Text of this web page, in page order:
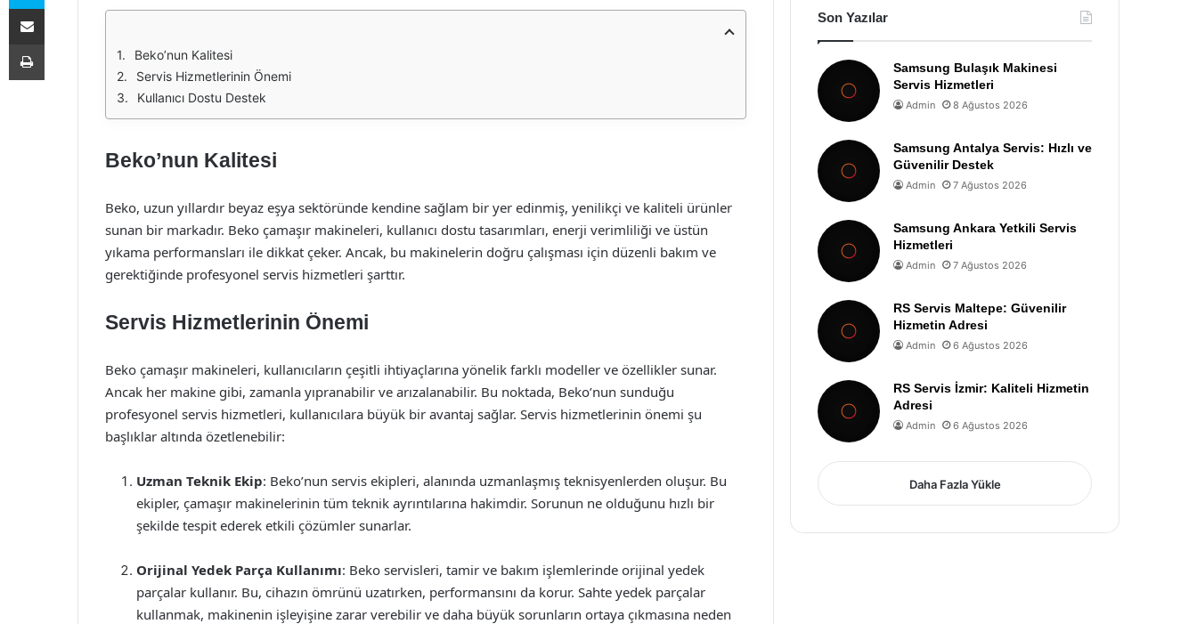
Beko’nun Kalitesi
Servis Hizmetlerinin Önemi
Kullanıcı Dostu Destek
Beko’nun Kalitesi
Beko, uzun yıllardır beyaz eşya sektöründe kendine sağlam bir yer edinmiş, yenilikçi ve kaliteli ürünler
sunan bir markadır. Beko çamaşır makineleri, kullanıcı dostu tasarımları, enerji verimliliği ve üstün
yıkama performansları ile dikkat çeker. Ancak, bu makinelerin doğru çalışması için düzenli bakım ve
gerektiğinde profesyonel servis hizmetleri şarttır.
Servis Hizmetlerinin Önemi
Beko çamaşır makineleri, kullanıcıların çeşitli ihtiyaçlarına yönelik farklı modeller ve özellikler sunar.
Ancak her makine gibi, zamanla yıpranabilir ve arızalanabilir. Bu noktada, Beko’nun sunduğu
profesyonel servis hizmetleri, kullanıcılara büyük bir avantaj sağlar. Servis hizmetlerinin önemi şu
başlıklar altında özetlenebilir:
Uzman Teknik Ekip: Beko’nun servis ekipleri, alanında uzmanlaşmış teknisyenlerden oluşur. Bu
ekipler, çamaşır makinelerinin tüm teknik ayrıntılarına hakimdir. Sorunun ne olduğunu hızlı bir
şekilde tespit ederek etkili çözümler sunarlar.
Orijinal Yedek Parça Kullanımı: Beko servisleri, tamir ve bakım işlemlerinde orijinal yedek
parçalar kullanır. Bu, cihazın ömrünü uzatırken, performansını da korur. Sahte yedek parçalar
kullanmak, makinenin işleyişine zarar verebilir ve daha büyük sorunların ortaya çıkmasına neden
Son Yazılar
Samsung Bulaşık Makinesi
Servis Hizmetleri
Admin 8 Ağustos 2026
Samsung Antalya Servis: Hızlı ve
Güvenilir Destek
Admin 7 Ağustos 2026
Samsung Ankara Yetkili Servis
Hizmetleri
Admin 7 Ağustos 2026
RS Servis Maltepe: Güvenilir
Hizmetin Adresi
Admin 6 Ağustos 2026
RS Servis İzmir: Kaliteli Hizmetin
Adresi
Admin 6 Ağustos 2026
Daha Fazla Yükle
E-Posta ile paylaş